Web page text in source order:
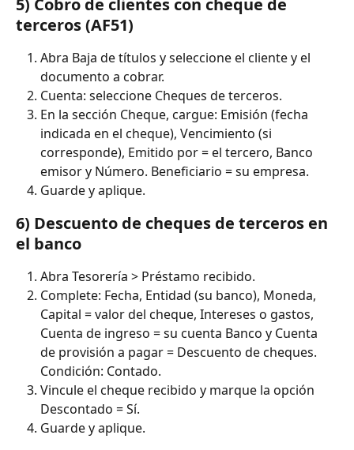
terceros (AF51)
Abra Baja de títulos y seleccione el cliente y el
documento a cobrar.
Cuenta: seleccione Cheques de terceros.
En la sección Cheque, cargue: Emisión (fecha
indicada en el cheque), Vencimiento (si
corresponde), Emitido por = el tercero, Banco
emisor y Número. Beneficiario = su empresa.
Guarde y aplique.
6) Descuento de cheques de terceros en
el banco
Abra Tesorería > Préstamo recibido.
Complete: Fecha, Entidad (su banco), Moneda,
Capital = valor del cheque, Intereses o gastos,
Cuenta de ingreso = su cuenta Banco y Cuenta
de provisión a pagar = Descuento de cheques.
Condición: Contado.
Vincule el cheque recibido y marque la opción
Descontado = Sí.
Guarde y aplique.